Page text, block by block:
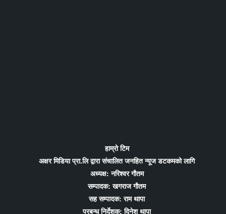
हाम्रो टिम
अक्षर मिडिया प्रा.लि द्वारा संचालित जनहित न्यूज डटकमको लागि
अध्यक्ष: नरिश्वर गौतम
सम्पादक: खगराज गौतम
सह सम्पादक: राम थापा
प्रबन्ध निर्देशक: दिनेश थापा